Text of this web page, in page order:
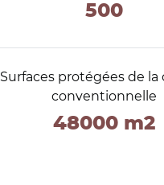
500
Surfaces protégées de la
conventionnelle
48000 m2